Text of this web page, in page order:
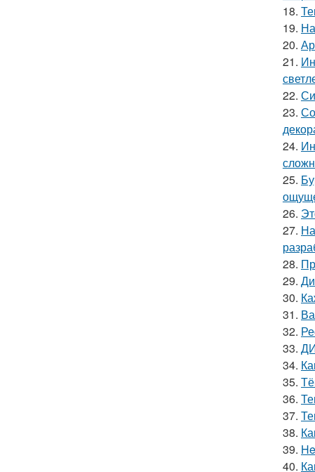
18.
19.
20.
21.
22.
23.
24.
25.
26.
27.
28.
29.
30.
31.
32.
33.
34.
35.
36.
37.
38.
39.
40.